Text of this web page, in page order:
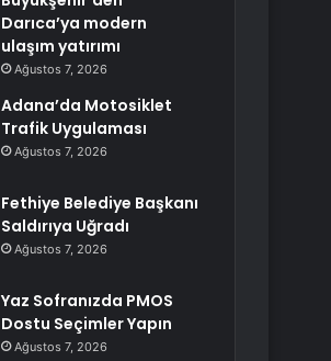
Darıca’ya modern
ulaşım yatırımı
Ağustos 7, 2026
Adana’da Motosiklet
Trafik Uygulaması
Ağustos 7, 2026
Fethiye Belediye Başkanı
Saldırıya Uğradı
Ağustos 7, 2026
Yaz Sofranızda PMOS
Dostu Seçimler Yapın
Ağustos 7, 2026